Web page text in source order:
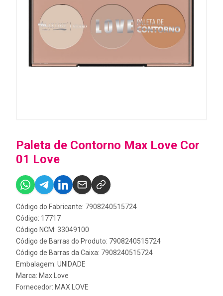
Paleta de Contorno Max Love Cor
01 Love
Código do Fabricante: 7908240515724
Código: 17717
Código NCM: 33049100
Código de Barras do Produto: 7908240515724
Código de Barras da Caixa: 7908240515724
Embalagem: UNIDADE
Marca: Max Love
Fornecedor: MAX LOVE